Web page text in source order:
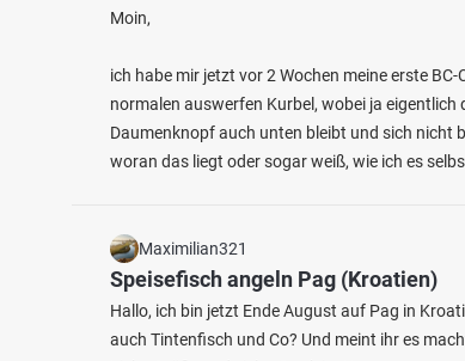
Moin,
ich habe mir jetzt vor 2 Wochen meine erste
normalen auswerfen Kurbel, wobei ja
Daumenknopf auch unten bleibt und sich nicht
woran das liegt oder sogar weiß, wie ich es
Maximilian321
Speisefisch angeln Pag (Kroatien)
Hallo, ich bin jetzt Ende August auf Pag in
auch Tintenfisch und Co? Und meint ihr es